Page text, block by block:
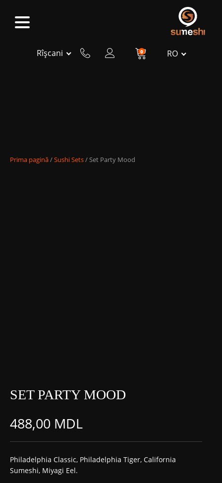
Rîșcani 0 RO
Prima pagină/Sushi Sets/ Set Party Mood
SET PARTY MOOD
488,00 MDL
Philadelphia Classic, Philadelphia Tiger, California
Sumeshi, Miyagi Eel.